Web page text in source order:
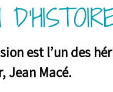
est l’un des
Jean Macé.